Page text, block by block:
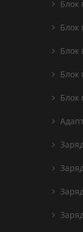
Блок
Блок
Блок
Блок
Блок